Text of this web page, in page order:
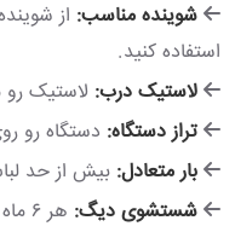
شوینده مناسب: از
استفاده کنید.
لاستیک درب: لاستیک رو
تراز دستگاه: دستگاه رو
بار متعادل: بیش از حد
شستشوی دیگ:
هر